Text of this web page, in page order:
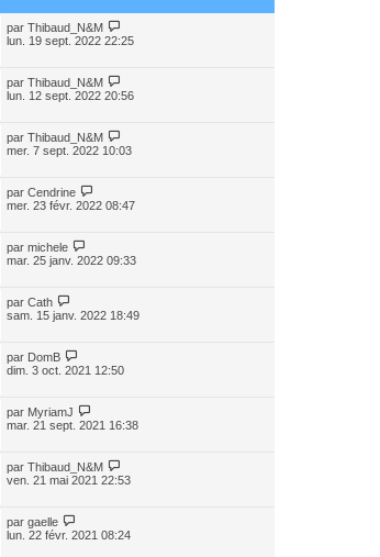
par Thibaud_N&M
lun. 19 sept. 2022 22:25
par Thibaud_N&M
lun. 12 sept. 2022 20:56
par Thibaud_N&M
mer. 7 sept. 2022 10:03
par Cendrine
mer. 23 févr. 2022 08:47
par michele
mar. 25 janv. 2022 09:33
par Cath
sam. 15 janv. 2022 18:49
par DomB
dim. 3 oct. 2021 12:50
par MyriamJ
mar. 21 sept. 2021 16:38
par Thibaud_N&M
ven. 21 mai 2021 22:53
par gaelle
lun. 22 févr. 2021 08:24